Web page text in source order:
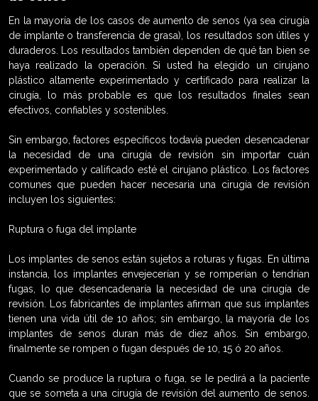
En la mayoría de los casos de aumento de senos (ya sea cirugía
de implante o transferencia de grasa), los resultados son útiles y
duraderos. Los resultados también dependen de qué tan bien se
haya realizado la operación. Si usted ha elegido un cirujano
plástico altamente experimentado y certificado para realizar la
cirugía, lo más probable es que los resultados finales sean
efectivos, confiables y sostenibles.
Sin embargo, factores específicos todavía pueden desencadenar
la necesidad de una cirugía de revisión sin importar cuán
experimentado y calificado esté el cirujano plástico. Los factores
comunes que pueden hacer necesaria una cirugía de revisión
incluyen los siguientes:
Ruptura o fuga del implante
Los implantes de senos están sujetos a roturas y fugas. En última
instancia, los implantes envejecerían y se romperían o tendrían
fugas, lo que desencadenaría la necesidad de una cirugía de
revisión. Los fabricantes de implantes afirman que sus implantes
tienen una vida útil de 10 años; sin embargo, la mayoría de los
implantes de senos duran más de diez años. Sin embargo,
finalmente se rompen o fugan después de 10, 15 ó 20 años.
Cuando se produce la ruptura o fuga, se le pedirá a la paciente
que se someta a una cirugía de revisión del aumento de senos.